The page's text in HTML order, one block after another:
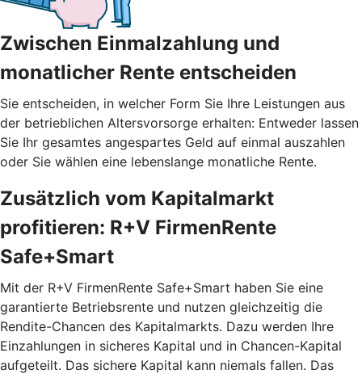
Zwischen Einmalzahlung und
monatlicher Rente entscheiden
Sie entscheiden, in welcher Form Sie Ihre Leistungen aus
der betrieblichen Altersvorsorge erhalten: Entweder lassen
Sie Ihr gesamtes angespartes Geld auf einmal auszahlen
oder Sie wählen eine lebenslange monatliche Rente.
Zusätzlich vom Kapitalmarkt
profitieren: R+V FirmenRente
Safe+Smart
Mit der R+V FirmenRente Safe+Smart haben Sie eine
garantierte Betriebsrente und nutzen gleichzeitig die
Rendite-Chancen des Kapitalmarkts. Dazu werden Ihre
Einzahlungen in sicheres Kapital und in Chancen-Kapital
aufgeteilt. Das sichere Kapital kann niemals fallen. Das